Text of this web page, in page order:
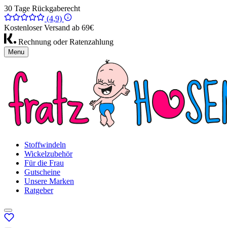
30 Tage Rückgaberecht
(4,9)
Kostenloser Versand ab 69€
Rechnung oder Ratenzahlung
Menu
Stoffwindeln
Wickelzubehör
Für die Frau
Gutscheine
Unsere Marken
Ratgeber